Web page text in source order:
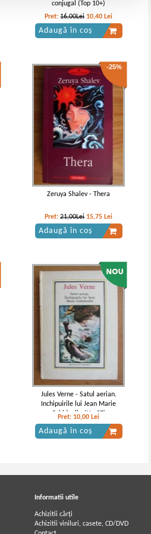
conjugal (Top 10+)
Pret:16,00Lei 10,40 Lei
Adaugă în coș
-25%
Zeruya Shalev - Thera
Pret:21,00Lei 15,75 Lei
Adaugă în coș
Jules Verne - Satul aerian.
Inchipuirile lui Jean Marie
Cabidoulin (Nr. 37)
Pret: 10,00 Lei
Adaugă în coș
Informatii utile
Achizitii cărți
Achizitii viniluri, casete, CD/DVD